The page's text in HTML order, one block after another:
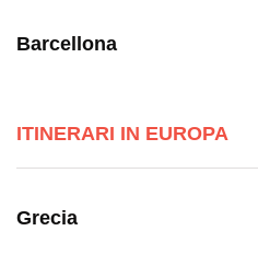
Barcellona
ITINERARI IN EUROPA
Grecia